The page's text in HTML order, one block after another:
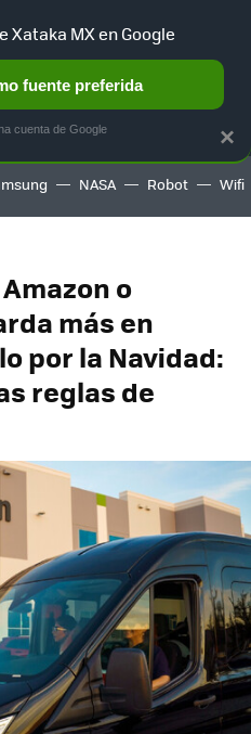
AUTO TERRITORIO
NASA Robot Wifi
o
más en
por la Navidad:
reglas de
×
Xataka MX en Google
fuente preferida
cuenta de Google